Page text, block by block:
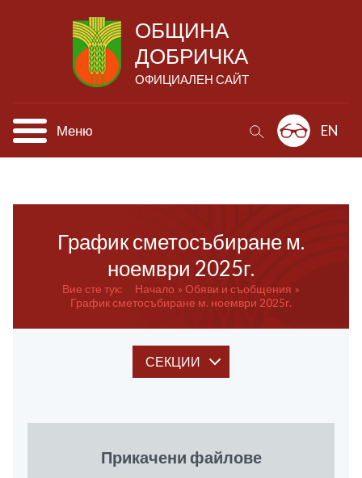
ОБЩИНА
ДОБРИЧКА
ОФИЦИАЛЕН САЙТ
Меню EN
График сметосъбиране м.
ноември 2025г.
Вие сте тук: Начало
Обяви и съобщения
График сметосъбиране м. ноември 2025г.
СЕКЦИИ
Прикачени файлове